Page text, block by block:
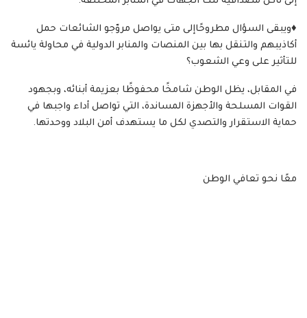
♦️ويبقى السؤال مطروحًاإلى متى يواصل مروّجو الشائعات حمل
أكاذيبهم والتنقل بها بين المنصات والمنابر الدولية في محاولة يائسة
للتأثير على وعي الشعوب؟
في المقابل، يظل الوطن شامخًا محفوظًا بعزيمة أبنائه، وبجهود
القوات المسلحة والأجهزة المساندة، التي تواصل أداء واجبها في
حماية الاستقرار والتصدي لكل ما يستهدف أمن البلاد ووحدتها.
معًا نحو تعافي الوطن